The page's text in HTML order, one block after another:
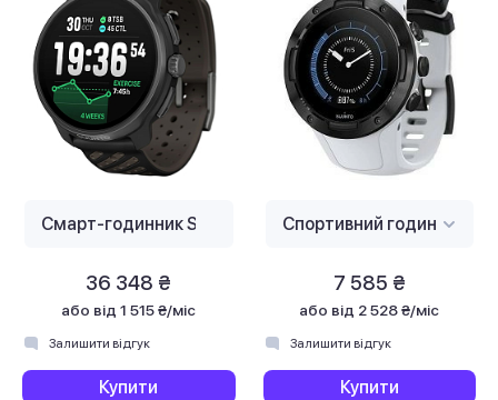
36 348 ₴
або від 1 515 ₴/міс
Залишити відгук
Купити
7 585 ₴
або від 2 528 ₴/міс
Залишити відгук
Купити